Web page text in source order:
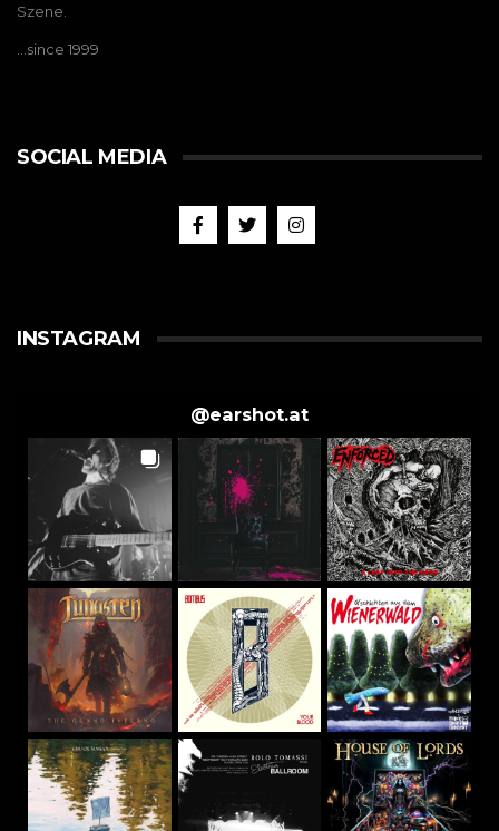
Szene.
…since 1999
SOCIAL MEDIA
INSTAGRAM
@earshot.at